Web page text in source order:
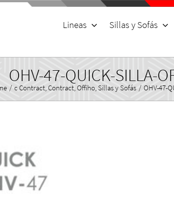
for:
Lineas Sillas y Sofás
OHV-47-QUICK-SILLA-
/ c Contract,Contract,Offiho,Sillas y Sofás / OHV-47-